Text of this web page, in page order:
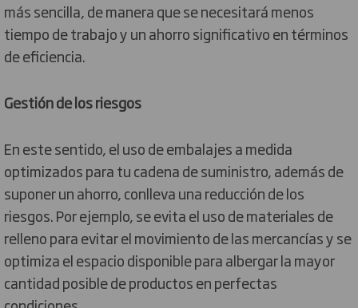
más sencilla, de manera que se necesitará menos
tiempo de trabajo y un ahorro significativo en términos
de eficiencia.
Gestión de los riesgos
En este sentido, el uso de embalajes a medida
optimizados para tu cadena de suministro, además de
suponer un ahorro, conlleva una reducción de los
riesgos. Por ejemplo, se evita el uso de materiales de
relleno para evitar el movimiento de las mercancías y se
optimiza el espacio disponible para albergar la mayor
cantidad posible de productos en perfectas